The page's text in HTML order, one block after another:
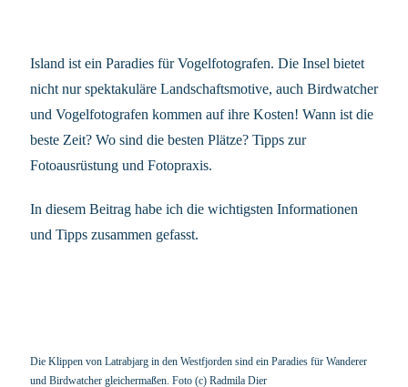
Island ist ein Paradies für Vogelfotografen. Die Insel bietet
nicht nur spektakuläre Landschaftsmotive, auch Birdwatcher
und Vogelfotografen kommen auf ihre Kosten! Wann ist die
beste Zeit? Wo sind die besten Plätze? Tipps zur
Fotoausrüstung und Fotopraxis.
In diesem Beitrag habe ich die wichtigsten Informationen
und Tipps zusammen gefasst.
Die Klippen von Latrabjarg in den Westfjorden sind ein Paradies für Wanderer
und Birdwatcher gleichermaßen. Foto (c) Radmila Dier